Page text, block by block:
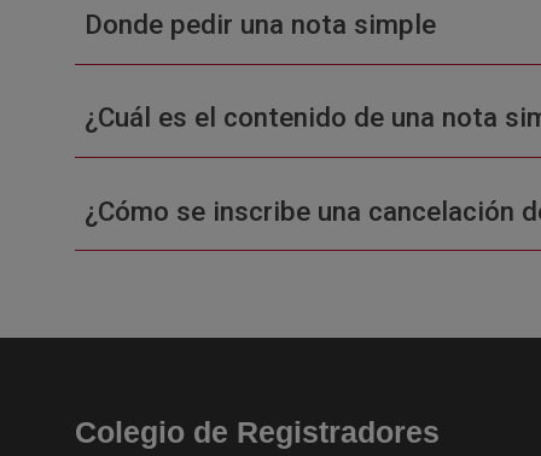
Donde pedir una nota simple
¿Cuál es el contenido de una nota
¿Cómo se inscribe una cancelación
Colegio de Registradores